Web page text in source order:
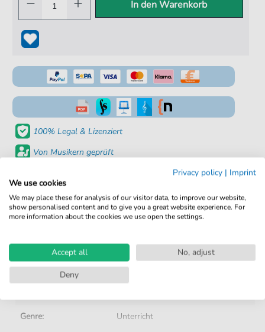
In den Warenkorb
100% Legal & Lizenziert
Von Musikern geprüft
Sofortiger Download nach Kauf
Details
Produktnummer:
EJEABC03RHY pdf + mp3
Arrangement:
Genre:
Unterricht
Privacy policy | Imprint
We use cookies
We may place these for analysis of our visitor data, to improve our website,
show personalised content and to give you a great website experience. For
more information about the cookies we use open the settings.
Accept all
No, adjust
Deny